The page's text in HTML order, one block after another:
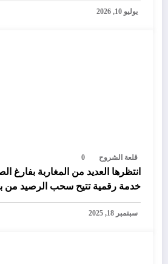
يوليو 10, 2026
قلعة الشروح 0
انتظرها العديد من المغاربة بفارغ
خدمة رقمية تتيح سحب الرصيد من
المغرب
سبتمبر 18, 2025